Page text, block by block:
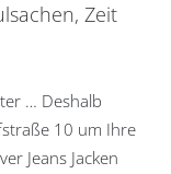
Zeit
… Deshalb
10 um Ihre
Jeans Jacken